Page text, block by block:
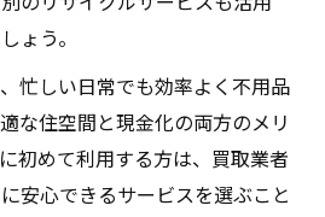
ょう。
忙しい日常でも効率よく不用品
な住空間と現金化の両方のメリ
初めて利用する方は、買取業者
安心できるサービスを選ぶこと